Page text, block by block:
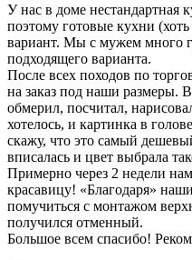
У нас в доме нестандартная
поэтому готовые кухни
вариант. Мы с мужем много
подходящего варианта.
После всех походов по
на заказ под наши размеры.
обмерил, посчитал,
хотелось, и картинка в
скажу, что это самый
вписалась и цвет выбрала
Примерно через 2 недели
красавицу! «Благодаря»
помучиться с монтажом
получился отменный.
Большое всем спасибо!